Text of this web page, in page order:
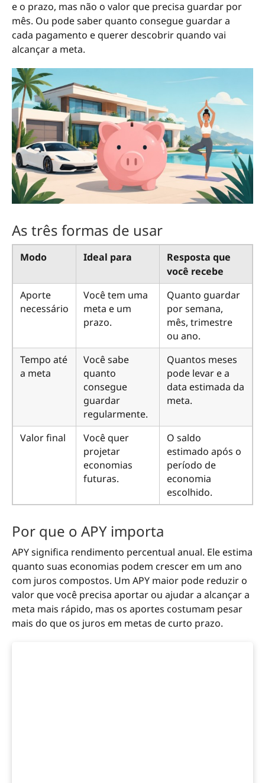
e o prazo, mas não o valor que precisa guardar por
mês. Ou pode saber quanto consegue guardar a
cada pagamento e querer descobrir quando vai
alcançar a meta.
As três formas de usar
Modo Ideal para
Resposta que
você recebe
Aporte
necessário
Você tem uma
meta e um
prazo.
Quanto guardar
por semana,
mês, trimestre
ou ano.
Tempo até
a meta
Você sabe
quanto
consegue
guardar
regularmente.
Quantos meses
pode levar e a
data estimada da
meta.
Valor final
Você quer
projetar
economias
futuras.
O saldo
estimado após o
período de
economia
escolhido.
Por que o APY importa
APY significa rendimento percentual anual. Ele estima
quanto suas economias podem crescer em um ano
com juros compostos. Um APY maior pode reduzir o
valor que você precisa aportar ou ajudar a alcançar a
meta mais rápido, mas os aportes costumam pesar
mais do que os juros em metas de curto prazo.